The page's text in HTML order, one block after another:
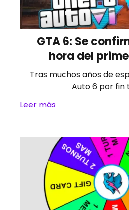
GTA 6: Se
hora del
Tras muchos años de
Auto 6 por fin
Leer más